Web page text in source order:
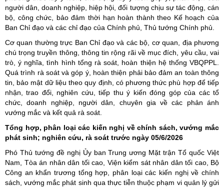
người dân, doanh nghiệp, hiệp hội, đối tượng chịu sự tác động, cán
bộ, công chức, bảo đảm thời hạn hoàn thành theo Kế hoạch của
Ban Chỉ đạo và các chỉ đạo của Chính phủ, Thủ tướng Chính phủ.
Cơ quan thường trực Ban Chỉ đạo và các bộ, cơ quan, địa phương
chú trọng truyền thông, thông tin rộng rãi về mục đích, yêu cầu, vai
trò, ý nghĩa, tình hình tổng rà soát, hoàn thiện hệ thống VBQPPL.
Quá trình rà soát và góp ý, hoàn thiện phải bảo đảm an toàn thông
tin, bảo mật dữ liệu theo quy định, có phương thức phù hợp để tiếp
nhận, trao đổi, nghiên cứu, tiếp thu ý kiến đóng góp của các tổ
chức, doanh nghiệp, người dân, chuyên gia về các phản ánh
vướng mắc và kết quả rà soát.
Tổng hợp, phân loại các kiến nghị về chính sách, vướng mắc
phát sinh; nghiên cứu, rà soát trước ngày 05/6/2026
Phó Thủ tướng đề nghị Ủy ban Trung ương Mặt trận Tổ quốc Việt
Nam, Tòa án nhân dân tối cao, Viện kiểm sát nhân dân tối cao, Bộ
Công an khẩn trương tổng hợp, phân loại các kiến nghị về chính
sách, vướng mắc phát sinh qua thực tiễn thuộc phạm vi quản lý gửi